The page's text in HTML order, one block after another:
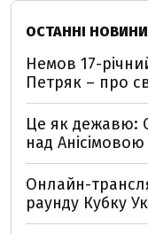
ОСТАННІ НОВИНИ
Немов 17-
Петряк – про
Це як дежавю:
над
Онлайн-
раунду Кубку